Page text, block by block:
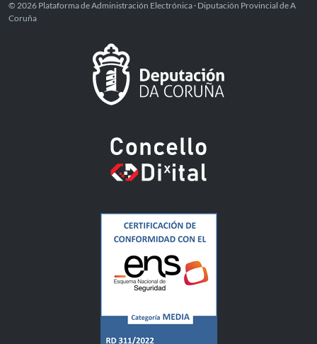
© 2026 Plataforma de Administración Electrónica · Diputación Provincial de A
Coruña